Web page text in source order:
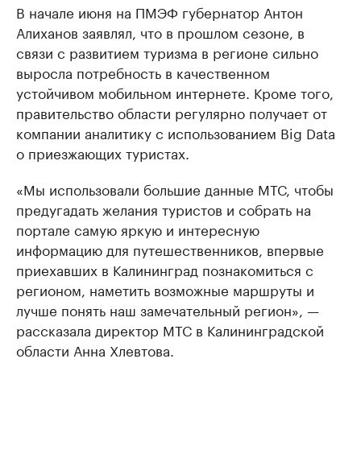
В начале июня на ПМЭФ губернатор Антон
Алиханов заявлял, что в прошлом сезоне, в
связи с развитием туризма в регионе сильно
выросла потребность в качественном
устойчивом мобильном интернете. Кроме того,
правительство области регулярно получает от
компании аналитику с использованием Big Data
о приезжающих туристах.
«Мы использовали большие данные МТС, чтобы
предугадать желания туристов и собрать на
портале самую яркую и интересную
информацию для путешественников, впервые
приехавших в Калининград познакомиться с
регионом, наметить возможные маршруты и
лучше понять наш замечательный регион», —
рассказала директор МТС в Калининградской
области Анна Хлевтова.